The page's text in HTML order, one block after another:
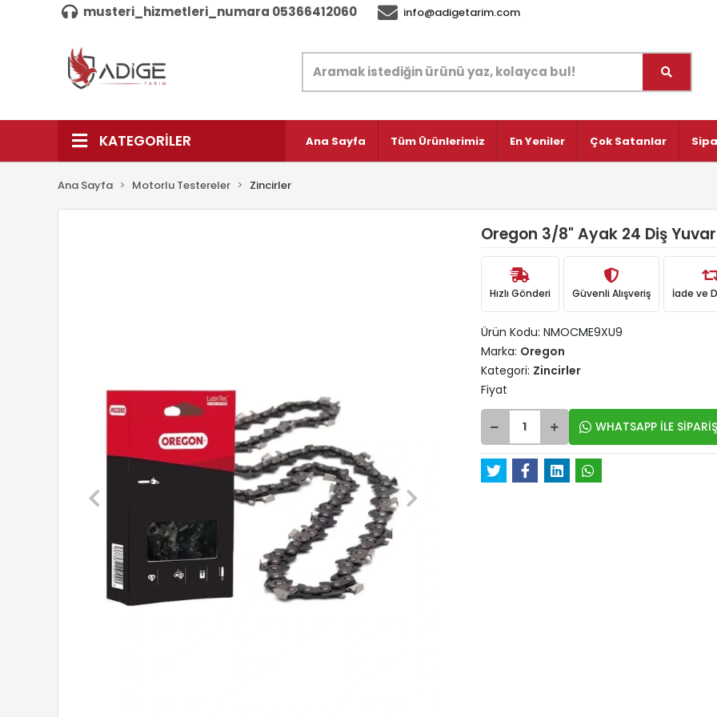
musteri_hizmetleri_numara 05366412060 info@adigetarim.com
KATEGORİLER Ana Sayfa Tüm Ürünlerimiz En Yeniler Çok Satanlar
Ana Sayfa Motorlu Testereler Zincirler
Oregon 3/8" Ayak 24 Diş
Hızlı Gönderi Güvenli Alışveriş İade ve
Ürün Kodu: NMOCME9XU9
Marka: Oregon
Kategori: Zincirler
Fiyat
WHATSAPP İLE